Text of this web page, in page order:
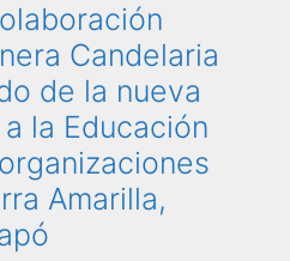
Candelaria
de la nueva
la Educación
Amarilla,